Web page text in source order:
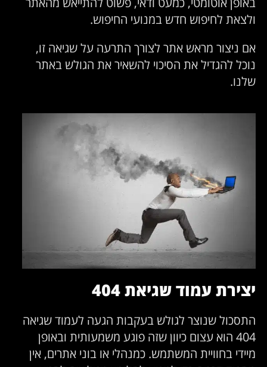
ולצאת לחיפוש חדש במנועי החיפוש.
אם ניצור מראש אתר לצורך התרעה על שגיאה זו,
נוכל להגדיל את הסיכוי להשאיר את הגולש באתר
שלנו.
יצירת עמוד שגיאת 404
התסכול שנוצר לגולש בעקבות הגעה לעמוד שגיאה
404 הוא עצום כיוון שזה פוגע משמעותית ובאופן
מיידי בחוויית המשתמש. כמנהלי או בוני אתרים, אין